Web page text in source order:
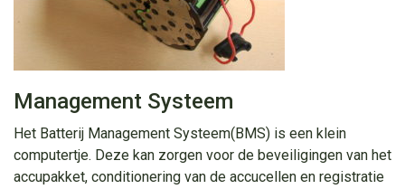
Management Systeem
Het Batterij Management Systeem(BMS) is een klein
computertje. Deze kan zorgen voor de beveiligingen van het
accupakket, conditionering van de accucellen en registratie